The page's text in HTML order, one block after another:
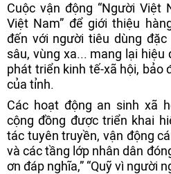
Cuộc vận động “Người Việt
Việt Nam” để giới thiệu
đến với người tiêu dùng
sâu, vùng xa... mang lại
phát triển kinh tế-xã hội, bảo
của tỉnh.
Các hoạt động an sinh xã
cộng đồng được triển khai
tác tuyên truyền, vận động
và các tầng lớp nhân dân
ơn đáp nghĩa,” “Quỹ vì người